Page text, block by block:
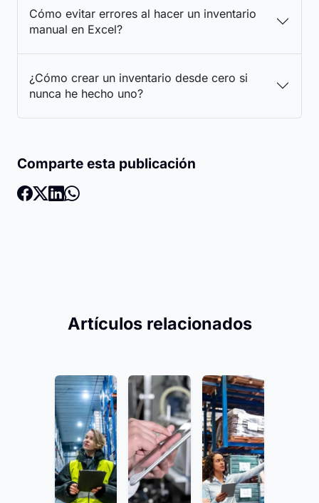
Cómo evitar errores al hacer un inventario
manual en Excel?
¿Cómo crear un inventario desde cero si
nunca he hecho uno?
Comparte esta publicación
Artículos relacionados